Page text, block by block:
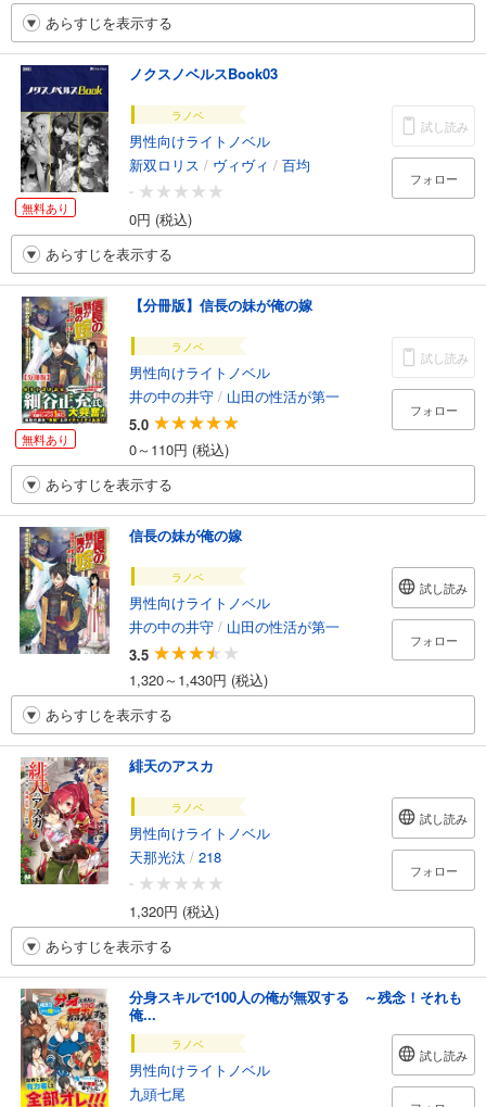
あらすじを表示する
無料あり
ノクスノベルスBook03
ラノベ
男性向けライトノベル
新双ロリス / ヴィヴィ / 百均
-
0円 (税込)
試し読み
フォロー
あらすじを表示する
無料あり
【分冊版】信長の妹が俺の嫁
ラノベ
男性向けライトノベル
井の中の井守 / 山田の性活が第一
5.0
0～110円 (税込)
試し読み
フォロー
あらすじを表示する
信長の妹が俺の嫁
ラノベ
男性向けライトノベル
井の中の井守 / 山田の性活が第一
3.5
1,320～1,430円 (税込)
試し読み
フォロー
あらすじを表示する
緋天のアスカ
ラノベ
男性向けライトノベル
天那光汰 / 218
-
1,320円 (税込)
試し読み
フォロー
あらすじを表示する
分身スキルで100人の俺が無双する ～残念！それも
俺...
ラノベ
男性向けライトノベル
九頭七尾
試し読み